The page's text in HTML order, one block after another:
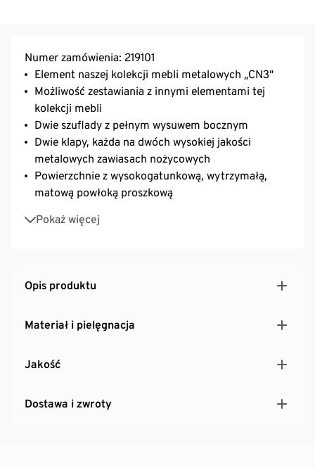
Numer zamówienia: 219101
Element naszej kolekcji mebli metalowych „CN3”
Możliwość zestawiania z innymi elementami tej
kolekcji mebli
Dwie szuflady z pełnym wysuwem bocznym
Dwie klapy, każda na dwóch wysokiej jakości
metalowych zawiasach nożycowych
Powierzchnie z wysokogatunkową, wytrzymałą,
matową powłoką proszkową
Pokaż więcej
Chromowany metalowy stelaż i gałki
Z nóżkami z tworzywa sztucznego o regulowanej
Informacje na temat szuflad można znaleźć w sekcji
Opis produktu
Materiał i pielęgnacja
Jakość
Dostawa i zwroty